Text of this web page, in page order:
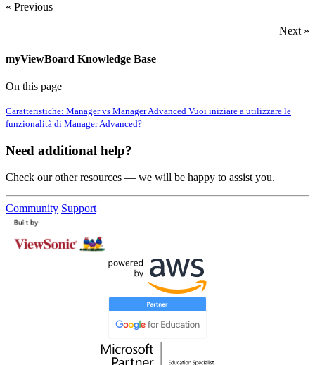
« Previous
Next »
myViewBoard Knowledge Base
On this page
Caratteristiche: Manager vs Manager Advanced Vuoi iniziare a utilizzare le
funzionalità di Manager Advanced?
Need additional help?
Check our other resources — we will be happy to assist you.
Community Support